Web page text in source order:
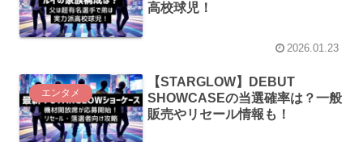
高校球児！
2026.01.23
エンタメ
【STARGLOW】DEBUT
SHOWCASEの当選確率は？一般
販売やリセール情報も！